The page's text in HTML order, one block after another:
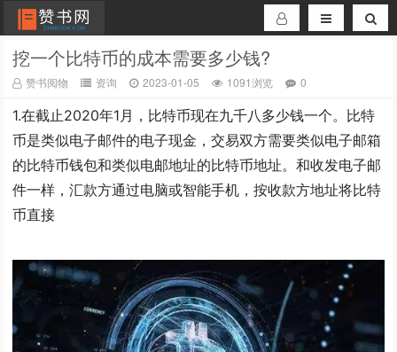
挖一个比特币的成本需要多少钱?
赞书阅物 资询 2023-01-05 1091浏览 0
1.在截止2020年1月，比特币现在九千八多少钱一个。比特
币是类似电子邮件的电子现金，交易双方需要类似电子邮箱
的比特币钱包和类似电邮地址的比特币地址。和收发电子邮
件一样，汇款方通过电脑或智能手机，按收款方地址将比特
币直接